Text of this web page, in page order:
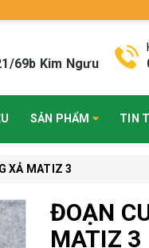
69b Kim Ngưu
SẢN PHẨM TIN
XẢ MATIZ 3
ĐOẠN
MATIZ 3